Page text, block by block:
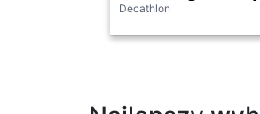
Decathlon